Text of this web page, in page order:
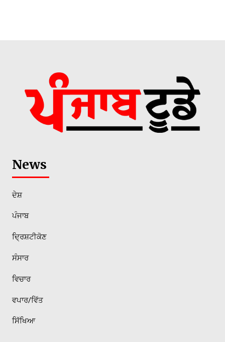
News
ਦੇਸ਼
ਪੰਜਾਬ
ਦ੍ਰਿਸ਼ਟੀਕੋਣ
ਸੰਸਾਰ
ਵਿਚਾਰ
ਵਪਾਰ/ਵਿੱਤ
ਸਿੱਖਿਆ